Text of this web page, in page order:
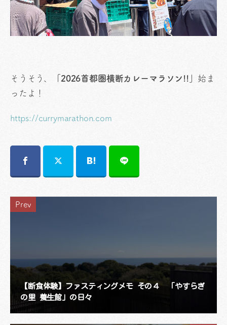
そうそう、 「2026首都圏横断カレーマラソン!!」 始ま
ったよ！
https://currymarathon.com
Prev
【断食体験】ファスティングメモ その４ 「やすらぎ
の里 養生館」の日々